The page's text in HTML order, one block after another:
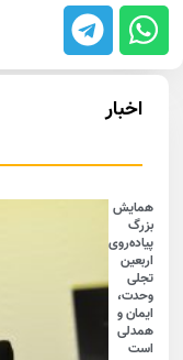
اخبار
همایش
بزرگ
پیاده‌روی
اربعین
تجلی
وحدت،
ایمان و
همدلی
است